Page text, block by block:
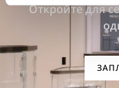
Откройте для